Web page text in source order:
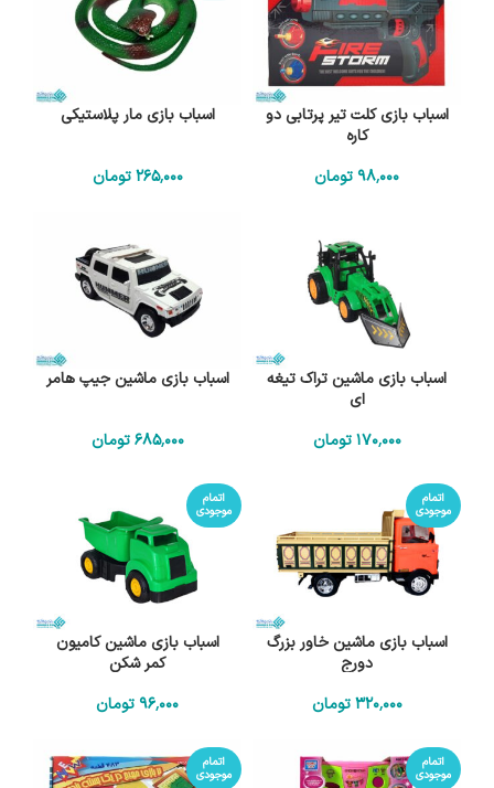
اسباب بازی کلت تیر پرتابی دو
کاره
98٬000تومان
اسباب بازی مار پلاستیکی
265٬000 تومان
اسباب بازی ماشین تراک تیغه
ای
170٬000 تومان
اسباب بازی ماشین جیپ هامر
685٬000 تومان
اتمام
موجودی
اسباب بازی ماشین خاور بزرگ
دورج
320٬000 تومان
اتمام
موجودی
اسباب بازی ماشین کامیون
کمر شکن
96٬000تومان
اتمام
موجودی
اتمام
موجودی